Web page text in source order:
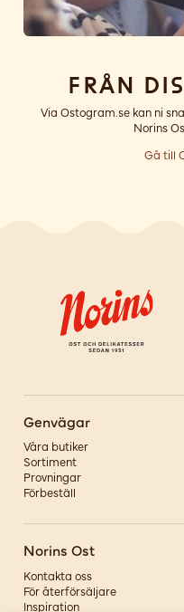
Från
Via Ostogram.se kan ni
Norins
Gå till
Genvägar
Våra butiker
Sortiment
Provningar
Förbeställ
Norins Ost
Kontakta oss
För återförsäljare
Inspiration